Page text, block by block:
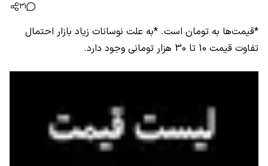
31
*قیمت‌ها به تومان است. *به علت نوسانات زیاد بازار احتمال
تفاوت قیمت 10 تا 30 هزار تومانی وجود دارد.